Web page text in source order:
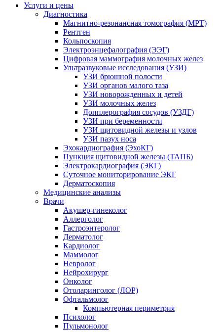
Услуги и цены
Диагностика
Магнитно-резонансная томография (МРТ)
Рентген
Кольпоскопия
Электроэнцефалография (ЭЭГ)
Цифровая маммография молочных желез
Ультразвуковые исследования (УЗИ)
УЗИ брюшной полости
УЗИ органов малого таза
УЗИ новорожденных и детей
УЗИ молочных желез
Допплерография сосудов (УЗДГ)
УЗИ при беременности
УЗИ щитовидной железы и узлов
УЗИ пазух носа
Эхокардиография (ЭхоКГ)
Пункция щитовидной железы (ТАПБ)
Электрокардиография (ЭКГ)
Суточное мониторирование ЭКГ
Дерматоскопия
Медицинские анализы
Врачи
Акушер-гинеколог
Аллерголог
Гастроэнтеролог
Дерматолог
Кардиолог
Маммолог
Невролог
Нейрохирург
Онколог
Отоларинголог (ЛОР)
Офтальмолог
Компьютерная периметрия
Психолог
Пульмонолог